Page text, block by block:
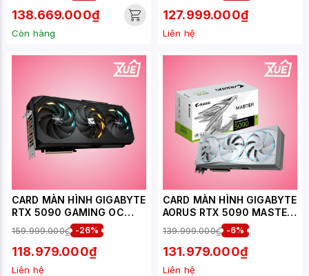
138.669.000₫
Còn hàng
127.999.000₫
Liên hệ
CARD MÀN HÌNH GIGABYTE
RTX 5090 GAMING OC
32G GDDR7 (GV-
N5090GAMING OC-32GD)
159.999.000₫ -26%
118.979.000₫
Liên hệ
CARD MÀN HÌNH GIGABYTE
AORUS RTX 5090 MASTER
ICE 32G GDDR7 (GV-
N5090AORUSM ICE-32GD)
139.999.000₫ -6%
131.979.000₫
Liên hệ